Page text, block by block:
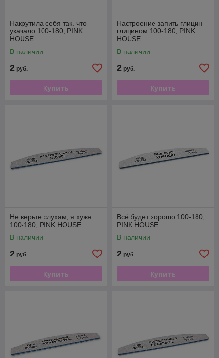
Накрутила себя так, что
укачало 100-180, PINK
HOUSE
В наличии
2 руб.
Купить
Настроение запить глицин
глицином 100-180, PINK
HOUSE
В наличии
2 руб.
Купить
Не верьте слухам, я хуже
100-180, PINK HOUSE
В наличии
2 руб.
Купить
Всё будет хорошо 100-180,
PINK HOUSE
В наличии
2 руб.
Купить